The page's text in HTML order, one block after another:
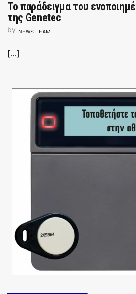
Το παράδειγμα του
της Genetec
by NEWS TEAM
[…]